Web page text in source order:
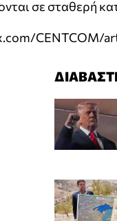
σε σταθερή
CENTCOM/